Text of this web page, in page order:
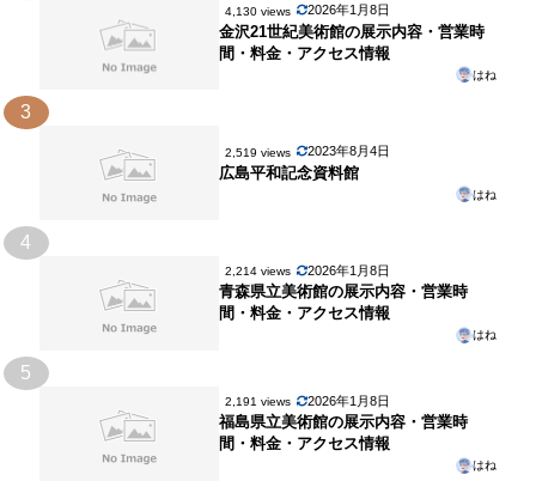
4,130 views 2026年1月8日
金沢21世紀美術館の展示内容・営業時
間・料金・アクセス情報
はね
3
2,519 views 2023年8月4日
広島平和記念資料館
はね
4
2,214 views 2026年1月8日
青森県立美術館の展示内容・営業時
間・料金・アクセス情報
はね
5
2,191 views 2026年1月8日
福島県立美術館の展示内容・営業時
間・料金・アクセス情報
はね